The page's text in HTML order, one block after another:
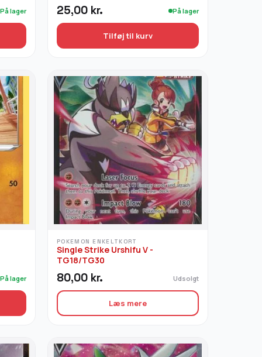
På lager 25,00 kr. På lager
Tilføj til kurv
På lager
POKEMON ENKELTKORT
Single Strike Urshifu V -
TG18/TG30
80,00 kr. Udsolgt
Læs mere